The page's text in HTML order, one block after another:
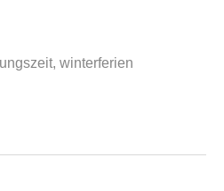
winterferien